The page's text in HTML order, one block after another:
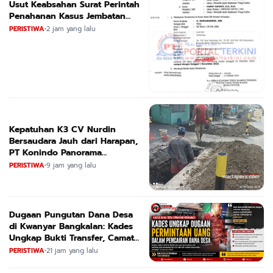
Usut Keabsahan Surat Perintah
Penahanan Kasus Jembatan
CIRAUCI II
PERISTIWA•2 jam yang lalu
Kepatuhan K3 CV Nurdin
Bersaudara Jauh dari Harapan,
PT Konindo Panorama
Konsultan Dituding Lalai Awasi
PERISTIWA•9 jam yang lalu
Dugaan Pungutan Dana Desa
di Kwanyar Bangkalan: Kades
Ungkap Bukti Transfer, Camat
Beri Bantahan Tegas
PERISTIWA•21 jam yang lalu